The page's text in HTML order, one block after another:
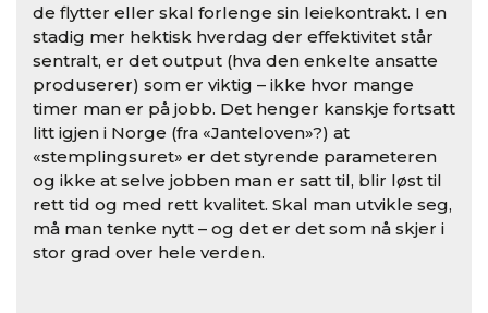
de flytter eller skal forlenge sin leiekontrakt. I en
stadig mer hektisk hverdag der effektivitet står
sentralt, er det output (hva den enkelte ansatte
produserer) som er viktig – ikke hvor mange
timer man er på jobb. Det henger kanskje fortsatt
litt igjen i Norge (fra «Janteloven»?) at
«stemplingsuret» er det styrende parameteren
og ikke at selve jobben man er satt til, blir løst til
rett tid og med rett kvalitet. Skal man utvikle seg,
må man tenke nytt – og det er det som nå skjer i
stor grad over hele verden.